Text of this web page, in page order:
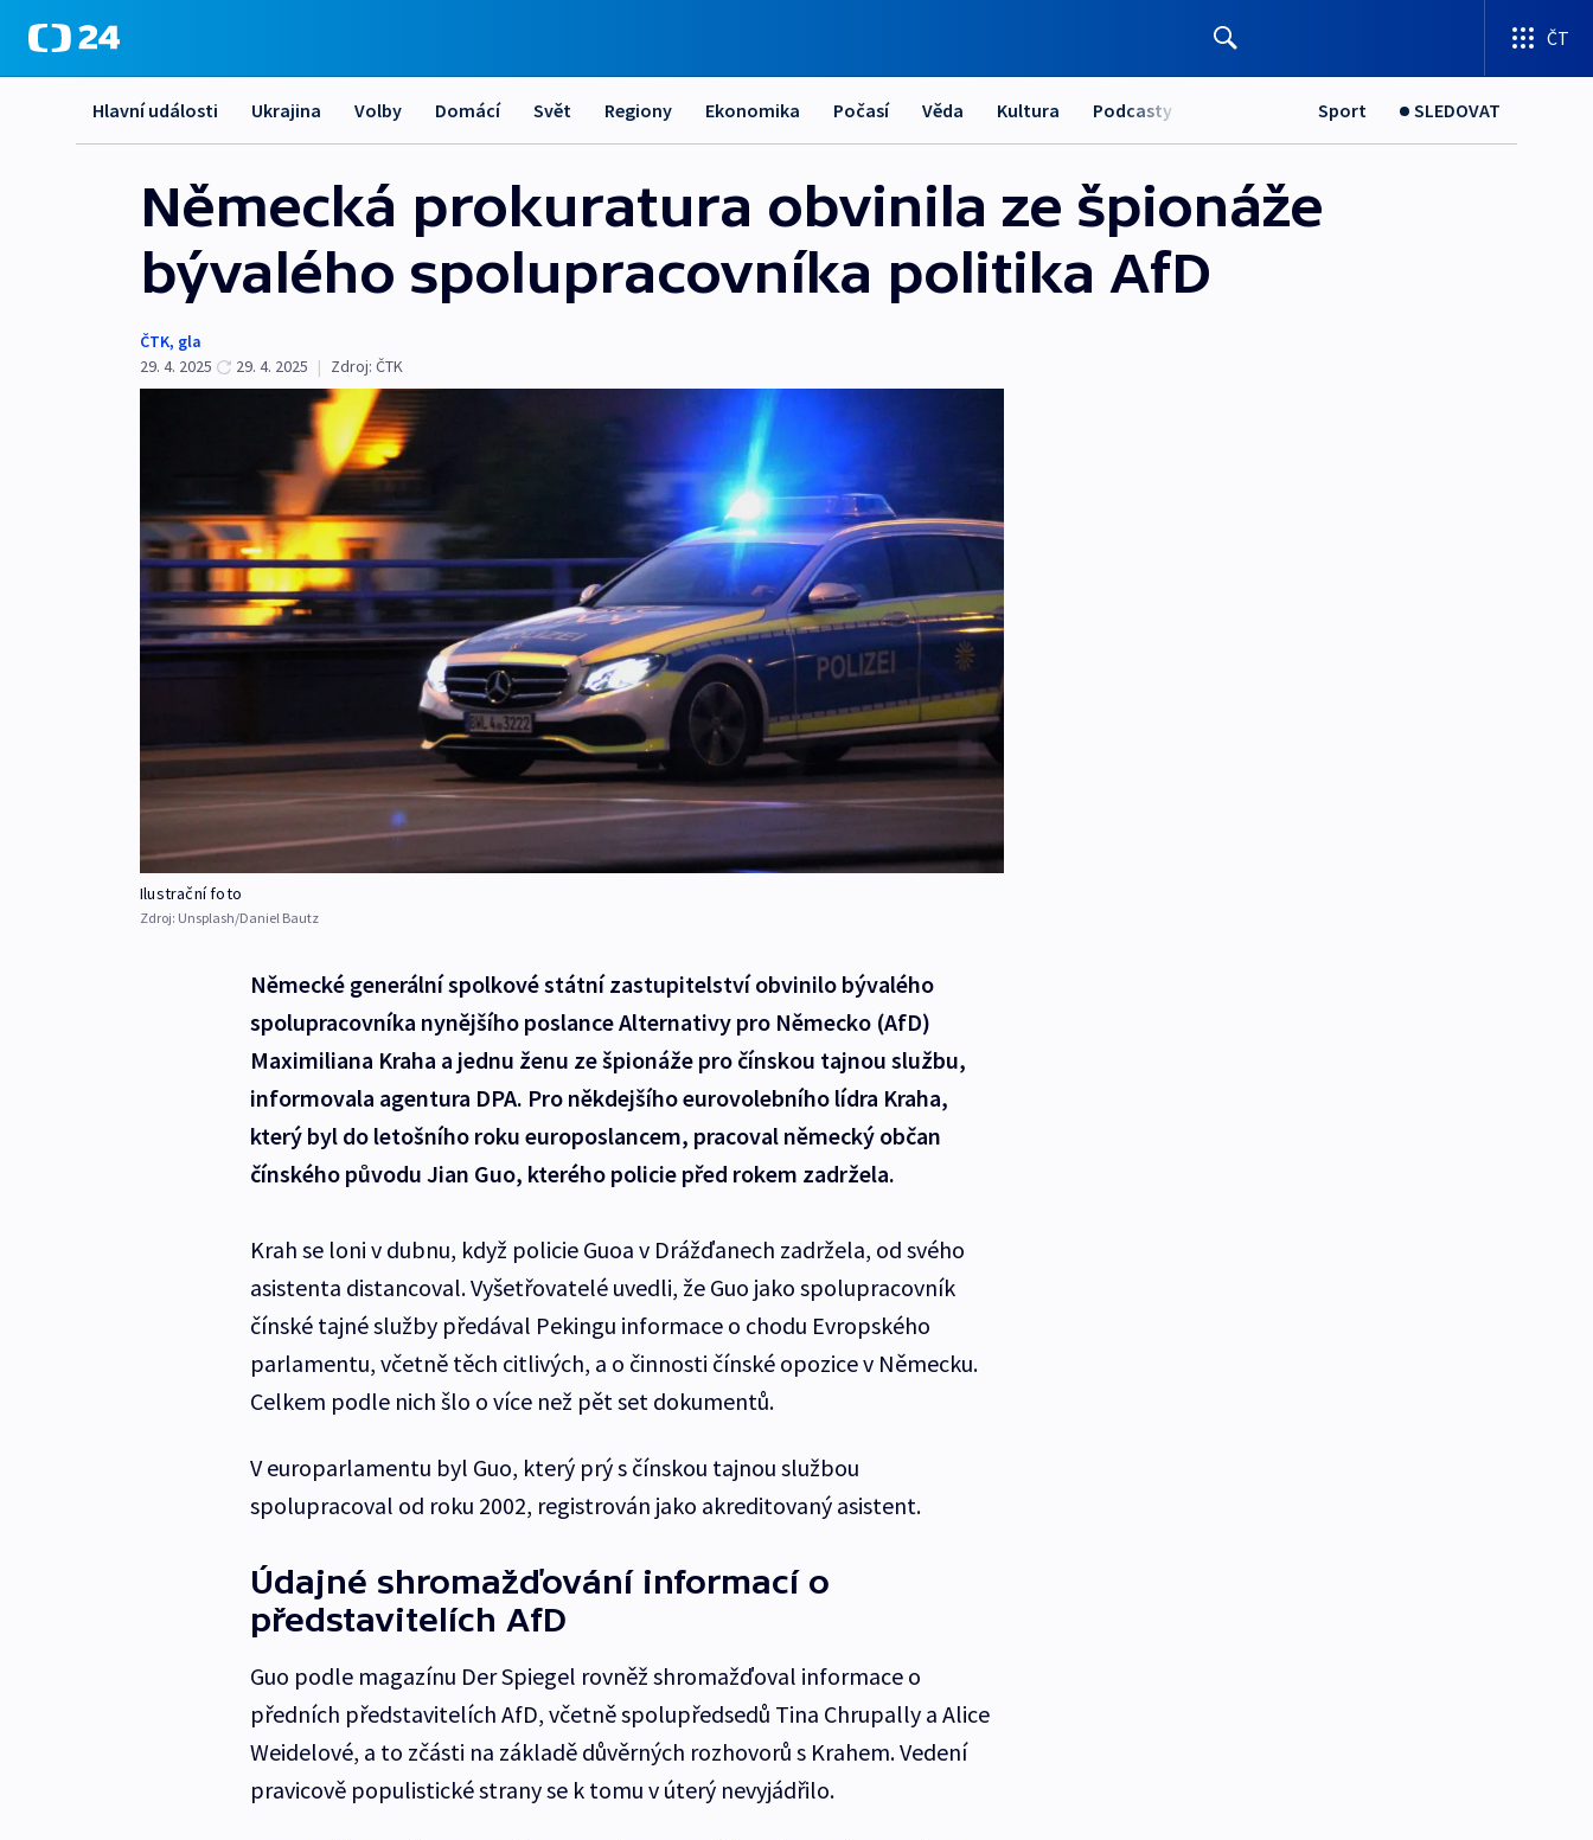
ČT
Hlavní události Ukrajina Volby Domácí Svět Regiony Ekonomika Počasí Věda Kultura Podcasty Sport SLEDOVAT
Německá prokuratura obvinila ze špionáže
bývalého spolupracovníka politika AfD
ČTK, gla
29. 4. 2025
29. 4. 2025 | Zdroj: ČTK
Ilustrační foto
Zdroj: Unsplash/Daniel Bautz
Německé generální spolkové státní zastupitelství obvinilo bývalého
spolupracovníka nynějšího poslance Alternativy pro Německo (AfD)
Maximiliana Kraha a jednu ženu ze špionáže pro čínskou tajnou službu,
informovala agentura DPA. Pro někdejšího eurovolebního lídra Kraha,
který byl do letošního roku europoslancem, pracoval německý občan
čínského původu Jian Guo, kterého policie před rokem zadržela.
Krah se loni v dubnu, když policie Guoa v Drážďanech zadržela, od svého
asistenta distancoval. Vyšetřovatelé uvedli, že Guo jako spolupracovník
čínské tajné služby předával Pekingu informace o chodu Evropského
parlamentu, včetně těch citlivých, a o činnosti čínské opozice v Německu.
Celkem podle nich šlo o více než pět set dokumentů.
V europarlamentu byl Guo, který prý s čínskou tajnou službou
spolupracoval od roku 2002, registrován jako akreditovaný asistent.
Údajné shromažďování informací o
představitelích AfD
Guo podle magazínu Der Spiegel rovněž shromažďoval informace o
předních představitelích AfD, včetně spolupředsedů Tina Chrupally a Alice
Weidelové, a to zčásti na základě důvěrných rozhovorů s Krahem. Vedení
pravicově populistické strany se k tomu v úterý nevyjádřilo.